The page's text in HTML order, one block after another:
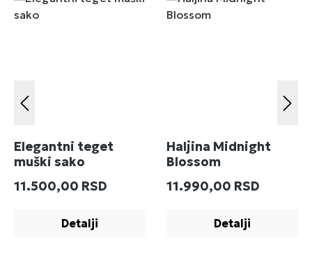
Elegantni teget
muški sako
Redovna cena:
11.500,00 RSD
Detalji
Haljina Midnight
Blossom
Redovna cena:
11.990,00 RSD
Detalji